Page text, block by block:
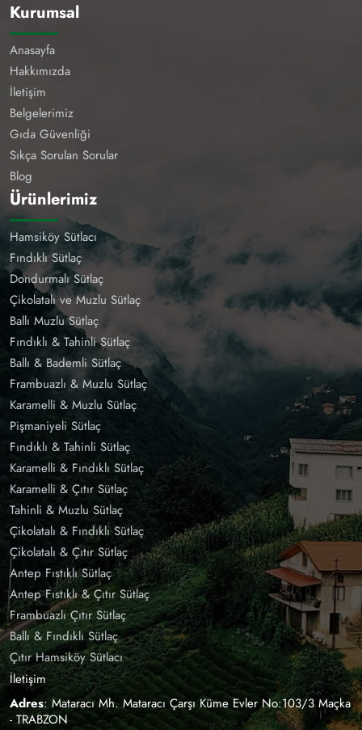
Kurumsal
Anasayfa
Hakkımızda
İletişim
Belgelerimiz
Gıda Güvenliği
Sıkça Sorulan Sorular
Blog
Ürünlerimiz
Hamsiköy Sütlacı
Fındıklı Sütlaç
Dondurmalı Sütlaç
Çikolatalı ve Muzlu Sütlaç
Ballı Muzlu Sütlaç
Fındıklı & Tahinli Sütlaç
Ballı & Bademli Sütlaç
Frambuazlı & Muzlu Sütlaç
Karamelli & Muzlu Sütlaç
Pişmaniyeli Sütlaç
Fındıklı & Tahinli Sütlaç
Karamelli & Fındıklı Sütlaç
Karamelli & Çıtır Sütlaç
Tahinli & Muzlu Sütlaç
Çikolatalı & Fındıklı Sütlaç
Çikolatalı & Çıtır Sütlaç
Antep Fıstıklı Sütlaç
Antep Fıstıklı & Çıtır Sütlaç
Frambuazlı Çıtır Sütlaç
Ballı & Fındıklı Sütlaç
Çıtır Hamsiköy Sütlacı
İletişim
Adres: Mataracı Mh. Mataracı Çarşı Küme Evler No:103/3 Maçka
- TRABZON